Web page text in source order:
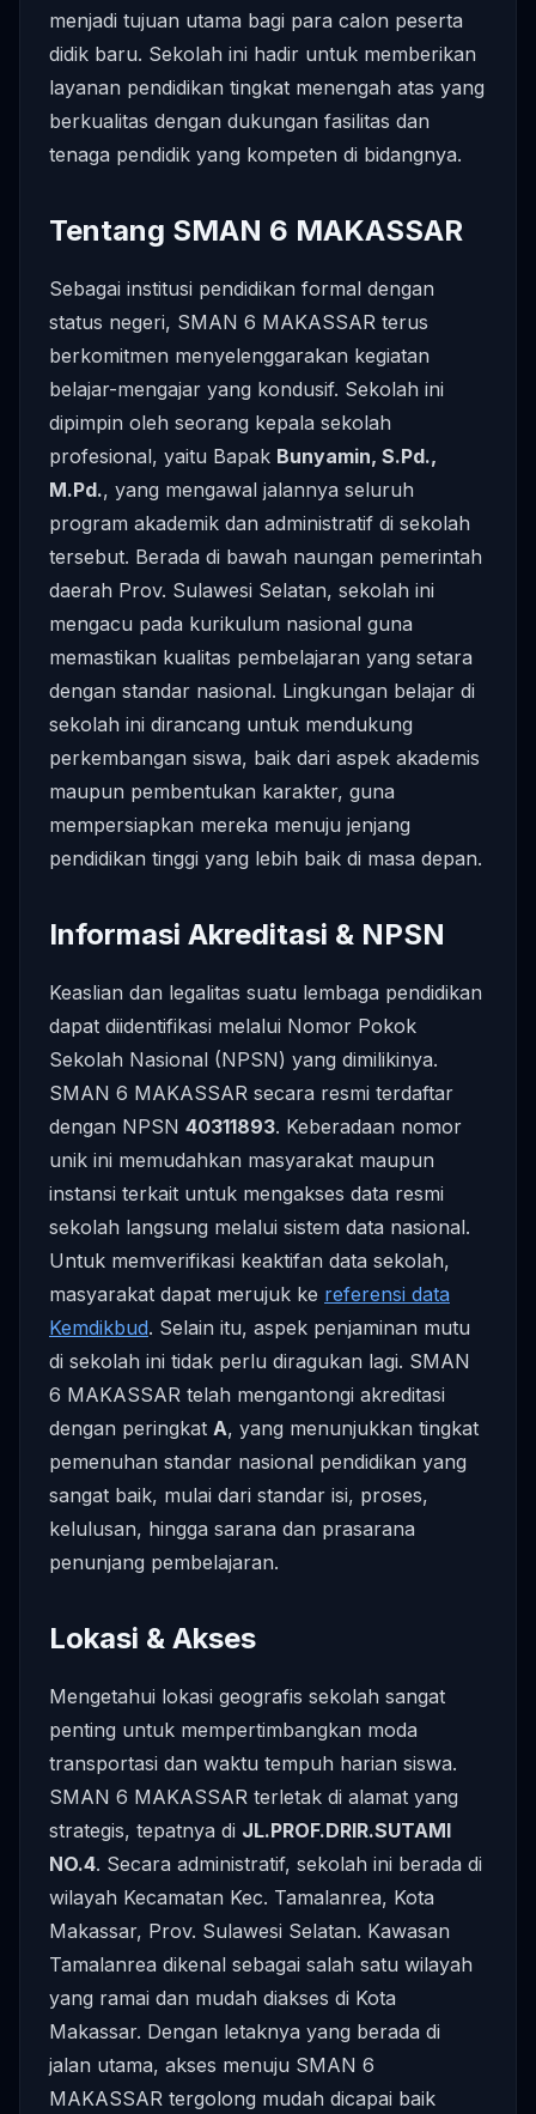
menjadi tujuan utama bagi para calon peserta
didik baru. Sekolah ini hadir untuk memberikan
layanan pendidikan tingkat menengah atas yang
berkualitas dengan dukungan fasilitas dan
tenaga pendidik yang kompeten di bidangnya.
Tentang SMAN 6 MAKASSAR
Sebagai institusi pendidikan formal dengan
status negeri, SMAN 6 MAKASSAR terus
berkomitmen menyelenggarakan kegiatan
belajar-mengajar yang kondusif. Sekolah ini
dipimpin oleh seorang kepala sekolah
profesional, yaitu Bapak Bunyamin, S.Pd.,
M.Pd., yang mengawal jalannya seluruh
program akademik dan administratif di sekolah
tersebut. Berada di bawah naungan pemerintah
daerah Prov. Sulawesi Selatan, sekolah ini
mengacu pada kurikulum nasional guna
memastikan kualitas pembelajaran yang setara
dengan standar nasional. Lingkungan belajar di
sekolah ini dirancang untuk mendukung
perkembangan siswa, baik dari aspek akademis
maupun pembentukan karakter, guna
mempersiapkan mereka menuju jenjang
pendidikan tinggi yang lebih baik di masa depan.
Informasi Akreditasi & NPSN
Keaslian dan legalitas suatu lembaga pendidikan
dapat diidentifikasi melalui Nomor Pokok
Sekolah Nasional (NPSN) yang dimilikinya.
SMAN 6 MAKASSAR secara resmi terdaftar
dengan NPSN 40311893. Keberadaan nomor
unik ini memudahkan masyarakat maupun
instansi terkait untuk mengakses data resmi
sekolah langsung melalui sistem data nasional.
Untuk memverifikasi keaktifan data sekolah,
masyarakat dapat merujuk ke referensi data
Kemdikbud. Selain itu, aspek penjaminan mutu
di sekolah ini tidak perlu diragukan lagi. SMAN
6 MAKASSAR telah mengantongi akreditasi
dengan peringkat A, yang menunjukkan tingkat
pemenuhan standar nasional pendidikan yang
sangat baik, mulai dari standar isi, proses,
kelulusan, hingga sarana dan prasarana
penunjang pembelajaran.
Lokasi & Akses
Mengetahui lokasi geografis sekolah sangat
penting untuk mempertimbangkan moda
transportasi dan waktu tempuh harian siswa.
SMAN 6 MAKASSAR terletak di alamat yang
strategis, tepatnya di JL.PROF.DRIR.SUTAMI
NO.4. Secara administratif, sekolah ini berada di
wilayah Kecamatan Kec. Tamalanrea, Kota
Makassar, Prov. Sulawesi Selatan. Kawasan
Tamalanrea dikenal sebagai salah satu wilayah
yang ramai dan mudah diakses di Kota
Makassar. Dengan letaknya yang berada di
jalan utama, akses menuju SMAN 6
MAKASSAR tergolong mudah dicapai baik